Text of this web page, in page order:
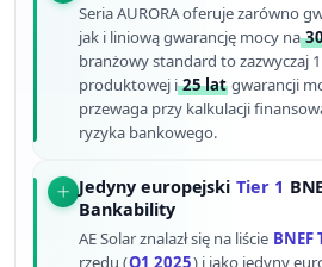
Seria AURORA oferuje zarówno
jak i liniową gwarancję mocy na
branżowy standard to zazwyczaj
produktowej i25 lat gwarancji
przewaga przy kalkulacji
ryzyka bankowego.
Jedyny europejski Tier 1
Bankability
AE Solar znalazł się na liście BNEF
rzędu (Q1 2025) i jako jedyny